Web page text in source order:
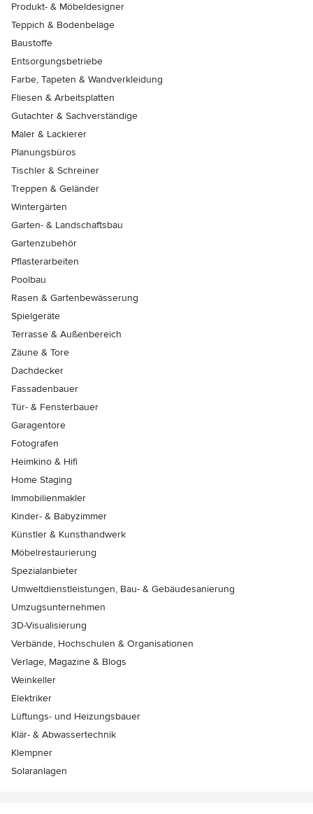
Produkt- & Möbeldesigner
Teppich & Bodenbeläge
Baustoffe
Entsorgungsbetriebe
Farbe, Tapeten & Wandverkleidung
Fliesen & Arbeitsplatten
Gutachter & Sachverständige
Maler & Lackierer
Planungsbüros
Tischler & Schreiner
Treppen & Geländer
Wintergärten
Garten- & Landschaftsbau
Gartenzubehör
Pflasterarbeiten
Poolbau
Rasen & Gartenbewässerung
Spielgeräte
Terrasse & Außenbereich
Zäune & Tore
Dachdecker
Fassadenbauer
Tür- & Fensterbauer
Garagentore
Fotografen
Heimkino & Hifi
Home Staging
Immobilienmakler
Kinder- & Babyzimmer
Künstler & Kunsthandwerk
Möbelrestaurierung
Spezialanbieter
Umweltdienstleistungen, Bau- & Gebäudesanierung
Umzugsunternehmen
3D-Visualisierung
Verbände, Hochschulen & Organisationen
Verlage, Magazine & Blogs
Weinkeller
Elektriker
Lüftungs- und Heizungsbauer
Klär- & Abwassertechnik
Klempner
Solaranlagen